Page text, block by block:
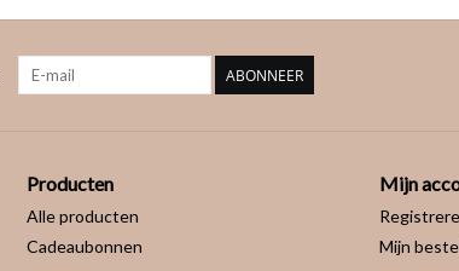
ABONNEER
Producten
Alle producten
Cadeaubonnen
Mijn
Mijn